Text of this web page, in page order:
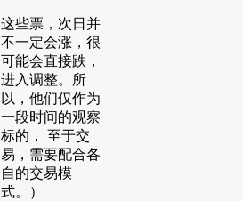
这些票，次日并
不一定会涨，很
可能会直接跌，
进入调整。所
以，他们仅作为
一段时间的观察
标的， 至于交
易，需要配合各
自的交易模
式。）